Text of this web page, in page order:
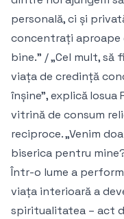
personală, ci și
concentrați aproape
bine.” / „Cel mult, să
viața de credință
înșine”, explică Iosua
vitrină de consum
reciproce. „Venim
biserica pentru
Într-o lume a
viața interioară a
spiritualitatea – act